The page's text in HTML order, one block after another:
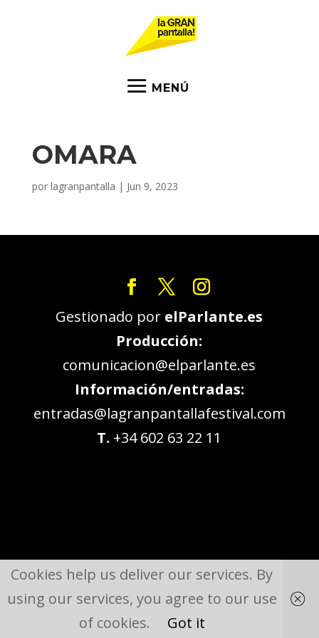
OMARA
por lagranpantalla | Jun 9, 2023
Gestionado por elParlante.es
Producción:
comunicacion@elparlante.es
Información/entradas:
entradas@lagranpantallafestival.com
T. +34 602 63 22 11
Cookies help us deliver our services. By
using our services, you agree to our use
of cookies.
Got it